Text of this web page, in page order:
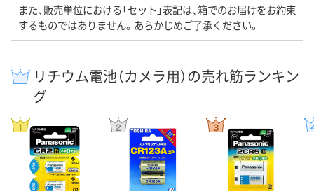
また、販売単位における「セット」表記は、箱でのお届けをお約束
するものではありません。あらかじめご了承ください。
リチウム電池（カメラ用）の売れ筋ランキン
グ